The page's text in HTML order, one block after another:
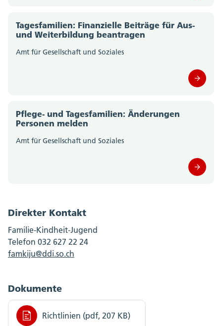
Tagesfamilien: Finanzielle Beiträge für Aus-
und Weiterbildung beantragen
Amt für Gesellschaft und Soziales
Pflege- und Tagesfamilien: Änderungen
Personen melden
Amt für Gesellschaft und Soziales
Direkter Kontakt
Familie-Kindheit-Jugend
Telefon 032 627 22 24
famkiju@ddi.so.ch
Dokumente
Richtlinien (pdf, 207 KB)